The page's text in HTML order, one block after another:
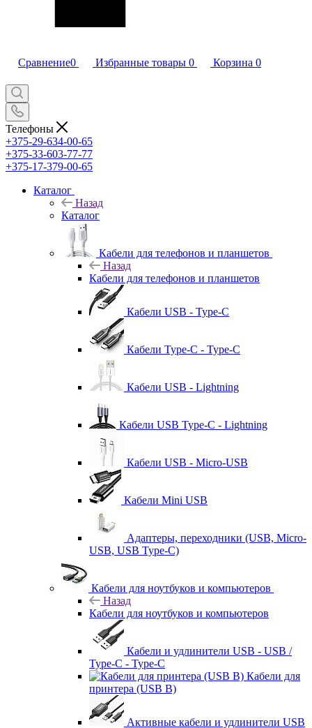
Сравнение0 Избранные товары 0 Корзина 0
Телефоны
+375-29-634-00-65
+375-33-603-77-77
+375-17-379-00-65
Каталог
Назад
Каталог
Кабели для телефонов и планшетов
Назад
Кабели для телефонов и планшетов
Кабели USB - Type-C
Кабели Type-C - Type-C
Кабели USB - Lightning
Кабели USB Type-C - Lightning
Кабели USB - Micro-USB
Кабели Mini USB
Адаптеры, переходники (USB, Micro-
USB, USB Type-C)
Кабели для ноутбуков и компьютеров
Назад
Кабели для ноутбуков и компьютеров
Кабели и удлинители USB - USB /
Type-C - Type-C
Кабели для
принтера (USB B)
Активные кабели и удлинители USB